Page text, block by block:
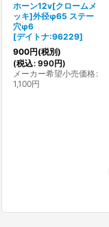
ホーン12v[クロームメ
ッキ]外径φ65 ステー
穴φ6
[デイトナ:96229]
900円(税別)
(税込: 990円)
メーカー希望小売価格:
1,100円